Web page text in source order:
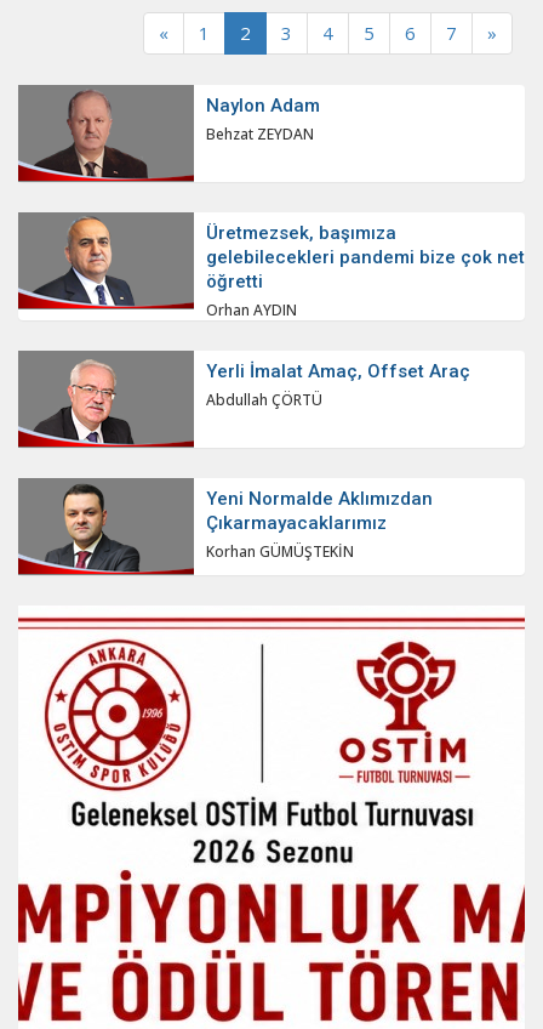
« 1 2 3 4 5 6 7 »
Naylon Adam
Behzat ZEYDAN
Üretmezsek, başımıza
gelebilecekleri pandemi bize çok net
öğretti
Orhan AYDIN
Yerli İmalat Amaç, Offset Araç
Abdullah ÇÖRTÜ
Yeni Normalde Aklımızdan
Çıkarmayacaklarımız
Korhan GÜMÜŞTEKİN